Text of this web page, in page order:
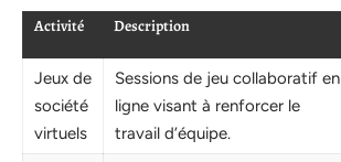
Activité Description
Jeux de
société
virtuels
Sessions de jeu collaboratif en
ligne visant à renforcer le
travail d’équipe.